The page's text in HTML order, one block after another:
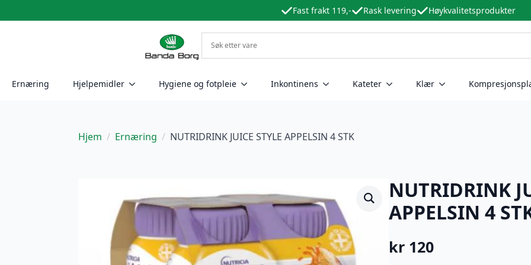
Fast frakt 119,- Rask levering Høykvalitetsprodukter
Ernæring Hjelpemidler Hygiene og fotpleie Inkontinens Kateter Klær
Hjem Ernæring NUTRIDRINK JUICE STYLE APPELSIN 4 STK
NUTRIDRINK
APPELSIN 4
kr 120